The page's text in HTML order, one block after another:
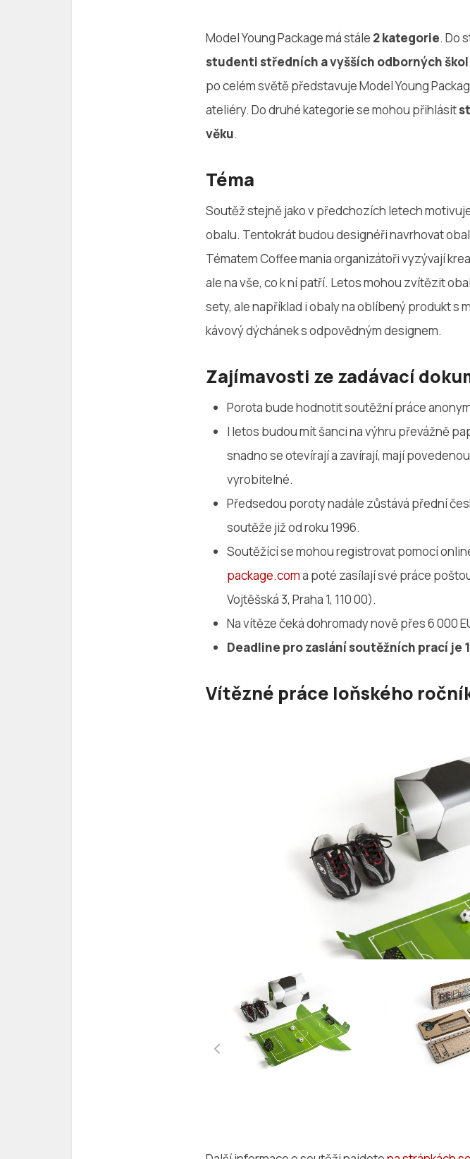
Model Young Package má stále 2 kategorie. Do
studenti středních a vyšších odborných škol
po celém světě představuje Model Young
ateliéry. Do druhé kategorie se mohou přihlásit
věku.
Téma
Soutěž stejně jako v předchozích letech
obalu. Tentokrát budou designéři navrhovat
Tématem Coffee mania organizátoři vyzývají
ale na vše, co k ní patří. Letos mohou zvítězit
sety, ale například i obaly na oblíbený produkt s
kávový dýchánek s odpovědným designem.
Zajímavosti ze zadávací
Porota bude hodnotit soutěžní práce
I letos budou mít šanci na výhru převážně
snadno se otevírají a zavírají, mají
vyrobitelné.
Předsedou poroty nadále zůstává přední
soutěže již od roku 1996.
Soutěžící se mohou registrovat pomocí
package.coma poté zasílají své práce
Vojtěšská 3, Praha 1, 110 00).
Na vítěze čeká dohromady nově přes 6 000
Deadline pro zaslání soutěžních prací je
Vítězné práce loňského